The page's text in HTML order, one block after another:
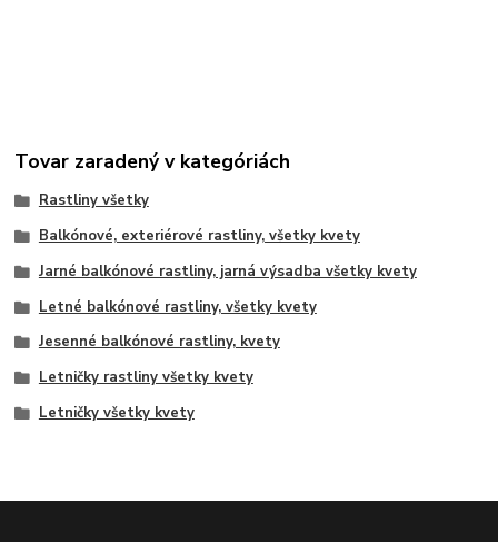
Tovar zaradený v kategóriách
Rastliny všetky
Balkónové, exteriérové rastliny, všetky kvety
Jarné balkónové rastliny, jarná výsadba všetky kvety
Letné balkónové rastliny, všetky kvety
Jesenné balkónové rastliny, kvety
Letničky rastliny všetky kvety
Letničky všetky kvety